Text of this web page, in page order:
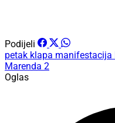
Podijeli
petak klapa manifestacija
Marenda 2
Oglas